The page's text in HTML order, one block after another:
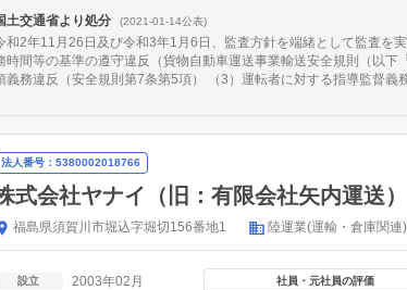
土交通省より処分 (2021-01-14公表)
和2年11月26日及び令和3年1月6日、監査方針を端緒として監査を
時間等の基準の遵守違反（貨物自動車運送事業輸送安全規則（以
義務違反（安全規則第7条第5項） （3）運転者に対する指導監督義
法人番号：5380002018766
式会社ヤナイ（旧：有限会社矢内運送）
福島県須賀川市堀込字堀切156番地1 陸運業(運輸・倉庫関連)
設立 2003年02月 社員・元社員の評価